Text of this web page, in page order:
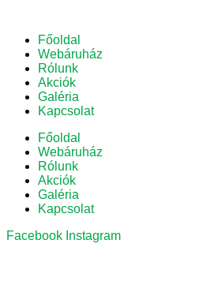
Főoldal
Webáruház
Rólunk
Akciók
Galéria
Kapcsolat
Főoldal
Webáruház
Rólunk
Akciók
Galéria
Kapcsolat
Facebook Instagram